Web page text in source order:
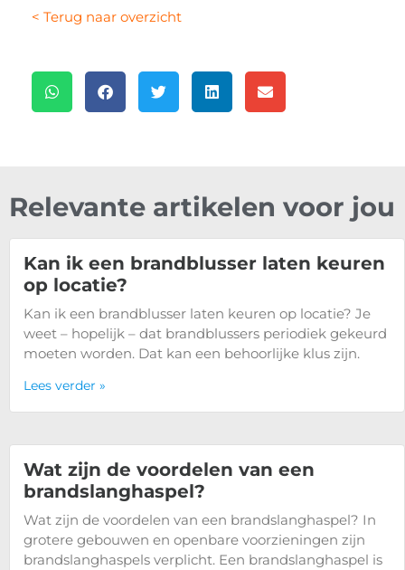
< Terug naar overzicht
Relevante artikelen voor jou
Kan ik een brandblusser laten keuren
op locatie?
Kan ik een brandblusser laten keuren op locatie? Je
weet – hopelijk – dat brandblussers periodiek gekeurd
moeten worden. Dat kan een behoorlijke klus zijn.
Lees verder »
Wat zijn de voordelen van een
brandslanghaspel?
Wat zijn de voordelen van een brandslanghaspel? In
grotere gebouwen en openbare voorzieningen zijn
brandslanghaspels verplicht. Een brandslanghaspel is